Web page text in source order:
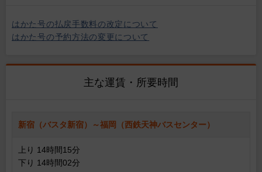
はかた号の払戻手数料の改定について
はかた号の予約方法の変更について
主な運賃・所要時間
新宿（バスタ新宿）～福岡（西鉄天神バスセンター）
上り 14時間15分
下り 14時間02分